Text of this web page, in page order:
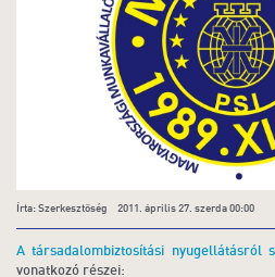
Írta: Szerkesztőség 2011. április 27. szerda 00:00
A társadalombiztosítási nyugellátásról
vonatkozó részei: